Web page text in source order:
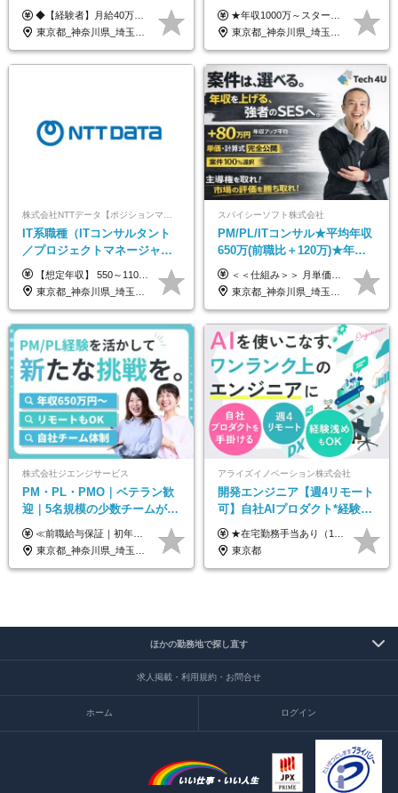
価・給与テーブル全公開！働
き方も年収も自分で選べる！
◆【経験者】月給40万円～120万円(固定残業代含む)+各種手当 ※月30時間（76,000円～）の固定残業代を含みます。 ※上記を超える時間外労働分は追加で支給。 ※6ヶ月の試用期間あり（条件に変動なし） ・年収平均176万円アップ ・前職給与を保証 ◆単価連動性×還元率84％～100％で収入の大幅UPが可能 ・案件単価が月50万円の場合：年収417万円 ・案件単価が月70万円の場合：年収584万円 ・案件単価が月100万円の場合：年収834万円
東京都_神奈川県_埼玉県_千葉県_大阪府_愛知県_北海道_青森県_岩手県_宮城県_秋田県_山形県_福島県_茨城県_栃木県_群馬県_新潟県_山梨県_長野県_富山県_石川県_福井県_静岡県_岐阜県_三重県_兵庫県_京都府_滋賀県_奈良県_和歌山県_広島県_岡山県_鳥取県_島根県_山口県_徳島県_香川県_愛媛県_高知県_福岡県_熊本県_佐賀県_長崎県_大分県_宮崎県_鹿児島県_沖縄県
前職給与保障*残業月9.8h*40
代50代活躍
★年収1000万～スタート！ 年俸1,000万円～1,162万8,000円（12分割） ※経験・スキルを考慮の上決定します ※上記金額には固定残業代（月30h分・158,400円～184,000円）を含みます ※超過分は別途全額支給します ※試用期間2ヶ月間あり（その他待遇に差異はありません）
東京都_神奈川県_埼玉県_千葉県_大阪府_愛知県_北海道_青森県_岩手県_宮城県_秋田県_山形県_福島県_茨城県_栃木県_群馬県_新潟県_山梨県_長野県_富山県_石川県_福井県_静岡県_岐阜県_三重県_兵庫県_京都府_滋賀県_奈良県_和歌山県_広島県_岡山県_鳥取県_島根県_山口県_徳島県_香川県_愛媛県_高知県_福岡県_熊本県_佐賀県_長崎県_大分県_宮崎県_鹿児島県_沖縄県
IT系職種（ITコンサルタント
／プロジェクトマネージャー
／ITアーキテクト）
【想定年収】 550～1100万 【想定役職】 課長代理 主任 一般 ※これまでの経験・年齢などを考慮し、当社給与規則に基づき決定します。 ※残業手当 一般社員（定型勤務・フレックスタイム制）の場合：時間外労働連動支給 一般社員（専門業務型裁量労働制）・管理職の場合：なし 裁量労働の場合について裁量労働手当がございますが、超過分の時間外手当の支給はありません。 （固定残業手当ではないため） ※裁量労働手当 一般社員（専門業務型裁量労働制）の場合：別途、裁量労働手当の支給がございます。
東京都_神奈川県_埼玉県_千葉県_大阪府_愛知県_北海道_青森県_岩手県_宮城県_秋田県_山形県_福島県_茨城県_栃木県_群馬県_新潟県_山梨県_長野県_富山県_石川県_福井県_静岡県_岐阜県_三重県_兵庫県_京都府_滋賀県_奈良県_和歌山県_広島県_岡山県_鳥取県_島根県_山口県_徳島県_香川県_愛媛県_高知県_福岡県_熊本県_佐賀県_長崎県_大分県_宮崎県_鹿児島県_沖縄県
スパイシーソフト株式会社
PM/PL/ITコンサル★平均年収
650万(前職比＋120万)★年間
休日132日★残業月平均7.4h★
リモあり
＜＜仕組み＞＞ 月単価に応じて会社HPで公開しているテーブルにもとづき毎月決定されます！ https://www.tech4u.dev/payroll ＜＜実績＞＞ PM/PL・ITコンサル職の平均年収実績：650万円 前職比平均：＋120万円 ＜＜PM/PL・ITコンサル案件＞＞ ・PMO／進捗・課題管理：600〜800万円 ・要件定義／業務改善支援：650〜850万円 ・開発PM／PL：750〜1000万円 ・インフラPM／PL：750〜1000万円 ・ITコンサル／導入支援：800〜1000万円 ＜＜リーダークラス＞＞ 還元率：85〜90％ ・月単価100万円 → 年収約960万円 ・月単価120万円 → 年収約1150万円 ・月単価140万円 → 年収約1300万円 ※単価・還元率はすべて公開 ※待機時も給与保証 ※還元率は他社にあわせ社保の会社負担分も含めています 月給25万円～67万円＋賞与年2回 ※上記には、30時間分（4万5千円～12万1千円）の固定残業代が含まれています。超過分は別途支給します。 ※試用期間中も給与、福利厚生に差異なし 【固定残業代について】 固定残業30時間分（45,000円～121,000円）を含む ※超過分は別途全額支給
東京都_神奈川県_埼玉県_千葉県_大阪府_愛知県_兵庫県_京都府_福岡県
株式会社ジエンジサービス
PM・PL・PMO｜ベテラン歓
迎｜5名規模の少数チームが中
心｜フルリモートOK｜直請け
7割｜年収600万円〜
≪前職給与保証｜初年度想定年収600万円～≫ 月給45万円以上＋決算賞与＋交通費 ※スキル・経験を考慮の上、優遇します ※上記月給には固定残業代月20時間分(5万1000円以上)を含みます。超過した場合は、その分追加支給します ※試用期間3～6ヵ月は固定残業代なし(雇用形態やその他待遇・福利厚生は同じです) =========== ▼実力と成長にこだわった評価制度▼ 年2回の評価で昇給・昇格が決まります。 評価は、就業先のお客様からの評価をベースに、目標達成状況やプロジェクトでの役割・貢献度などを総合的に判断して決定します。 日々の働きぶりを実際に見ているお客様の声を反映することで、より公平で納得感のある評価を実現しています。 また、評価後は面談を通じてフィードバックを行い、今後の成長やキャリアについて一緒に考えていきます。 ▼成長につながる目標設定▼ 半期ごとに、具体的な行動ベースの目標を設定し、その達成度や取り組みのプロセスを評価に反映します。 目標は、お客様からのフィードバックや現場での課題をもとに設定するため、「今何を伸ばすべきか」が明確になります。 また、上司との面談を通じて振り返りと次の目標設定を行い、継続的なスキルアップと市場価値の向上を支援しています。
東京都_神奈川県_埼玉県_千葉県_大阪府_愛知県_北海道_青森県_岩手県_宮城県_秋田県_山形県_福島県_茨城県_栃木県_群馬県_新潟県_山梨県_長野県_富山県_石川県_福井県_静岡県_岐阜県_三重県_兵庫県_京都府_滋賀県_奈良県_和歌山県_広島県_岡山県_鳥取県_島根県_山口県_徳島県_香川県_愛媛県_高知県_福岡県_熊本県_佐賀県_長崎県_大分県_宮崎県_鹿児島県_沖縄県
アライズイノベーション株式会社
開発エンジニア【週4リモート
可】自社AIプロダクト*経験浅
めOK*実働7.15h*業界シェア
TOPクラス
★在宅勤務手当あり（1日あたり500円） ★交通費は一律で支給します 年俸制：360万円〜800万円（12分割し、月々30万円～66.6万円を支給） ※経験・スキルを考慮して決定いたします。 ※上記金額には固定残業代（40時間分/7.5万円～16.6万円）を含みます。超過分は全額支給します。
東京都
ほかの勤務地で探し直す
求人掲載・利用規約・お問合せ
ホーム ログイン